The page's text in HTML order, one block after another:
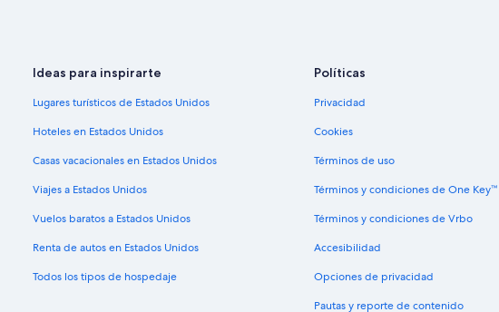
Ideas para inspirarte
Lugares turísticos de Estados Unidos
Hoteles en Estados Unidos
Casas vacacionales en Estados Unidos
Viajes a Estados Unidos
Vuelos baratos a Estados Unidos
Renta de autos en Estados Unidos
Todos los tipos de hospedaje
Políticas
Privacidad
Cookies
Términos de uso
Términos y condiciones de One Key™
Términos y condiciones de Vrbo
Accesibilidad
Opciones de privacidad
Pautas y reporte de contenido